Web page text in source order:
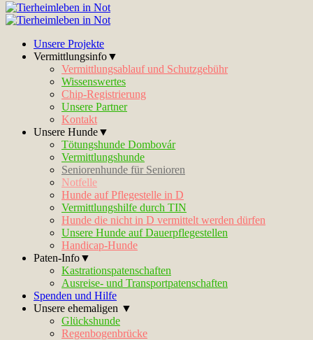
Unsere Projekte
Vermittlungsinfo▼
Vermittlungsablauf und Schutzgebühr
Wissenswertes
Chip-Registrierung
Unsere Partner
Kontakt
Unsere Hunde▼
Tötungshunde Dombovár
Vermittlungshunde
Seniorenhunde für Senioren
Notfelle
Hunde auf Pflegestelle in D
Vermittlungshilfe durch TIN
Hunde die nicht in D vermittelt werden dürfen
Unsere Hunde auf Dauerpflegestellen
Handicap-Hunde
Paten-Info▼
Kastrationspatenschaften
Ausreise- und Transportpatenschaften
Spenden und Hilfe
Unsere ehemaligen ▼
Glückshunde
Regenbogenbrücke